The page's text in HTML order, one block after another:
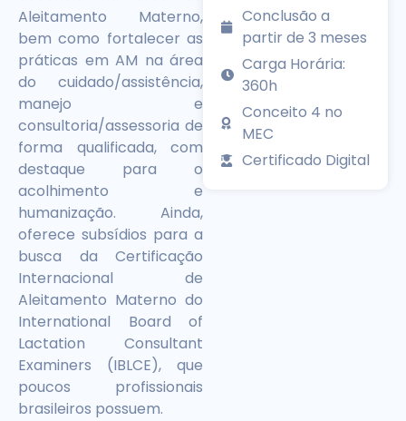
Aleitamento Materno,
bem como fortalecer as
práticas em AM na área
do cuidado/assistência,
manejo e
consultoria/assessoria de
forma qualificada, com
destaque para o
acolhimento e
humanização. Ainda,
oferece subsídios para a
busca da Certificação
Internacional de
Aleitamento Materno do
International Board of
Lactation Consultant
Examiners (IBLCE), que
poucos profissionais
brasileiros possuem.
Conclusão a
partir de 3 meses
Carga Horária:
360h
Conceito 4 no
MEC
Certificado Digital